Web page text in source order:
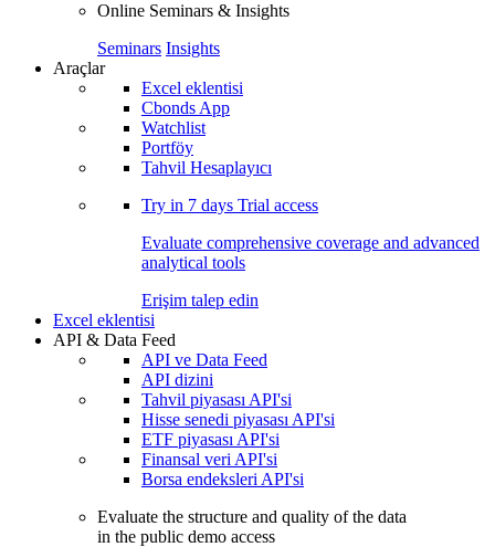
Online Seminars & Insights
Seminars Insights
Araçlar
Excel eklentisi
Cbonds App
Watchlist
Portföy
Tahvil Hesaplayıcı
Try in 7 days Trial access
Evaluate comprehensive coverage and advanced
analytical tools
Erişim talep edin
Excel eklentisi
API & Data Feed
API ve Data Feed
API dizini
Tahvil piyasası API'si
Hisse senedi piyasası API'si
ETF piyasası API'si
Finansal veri API'si
Borsa endeksleri API'si
Evaluate the structure and quality of the data
in the public demo access